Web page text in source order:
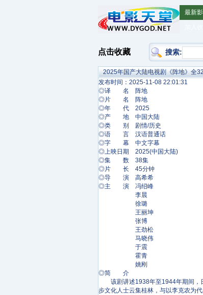
最新
点击收藏 搜索:
2025年国产大陆电视剧《阵地》全
发布时间：2025-11-08 22:01:31
◎译 名 阵地
◎片 名 阵地
◎年 代 2025
◎产 地 中国大陆
◎类 别 剧情/历史
◎语 言 汉语普通话
◎字 幕 中文字幕
◎上映日期 2025(中国大陆)
◎集 数 38集
◎片 长 45分钟
◎导 演 高希希
◎主 演 冯绍峰
李晨
徐璐
王丽坤
张博
王劲松
马晓伟
于震
霍青
姚刚
◎简 介
该剧讲述1938年至1944年期间，日
步文化人士云集桂林，与以李克农为